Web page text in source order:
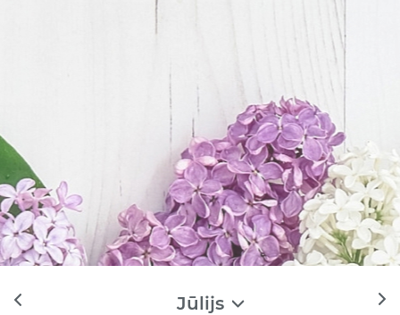
Jūlijs